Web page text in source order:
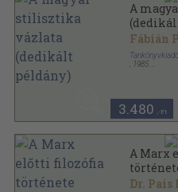
A
Fábián
1985
3.480 ,-Ft
A Marx
Dr. Pais